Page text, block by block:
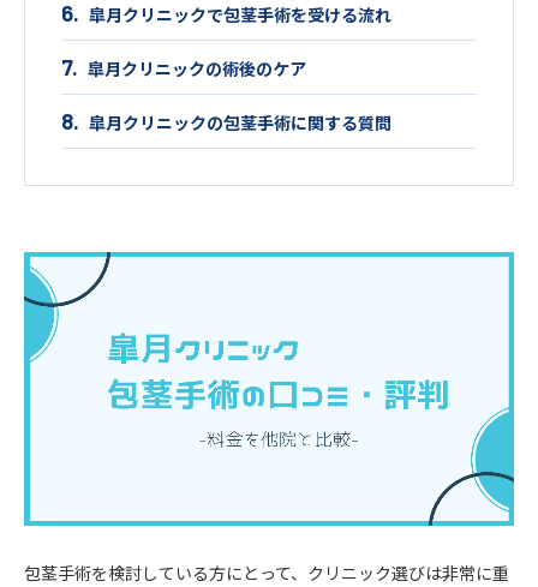
皐月クリニックで包茎手術を受ける流れ
皐月クリニックの術後のケア
皐月クリニックの包茎手術に関する質問
包茎手術を検討している方にとって、クリニック選びは非常に重